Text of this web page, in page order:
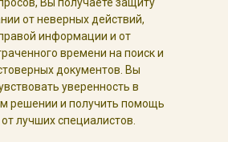
от неверных действий,
информации и от
времени на поиск и
документов. Вы
уверенность в
решении и получить помощь
лучших специалистов.